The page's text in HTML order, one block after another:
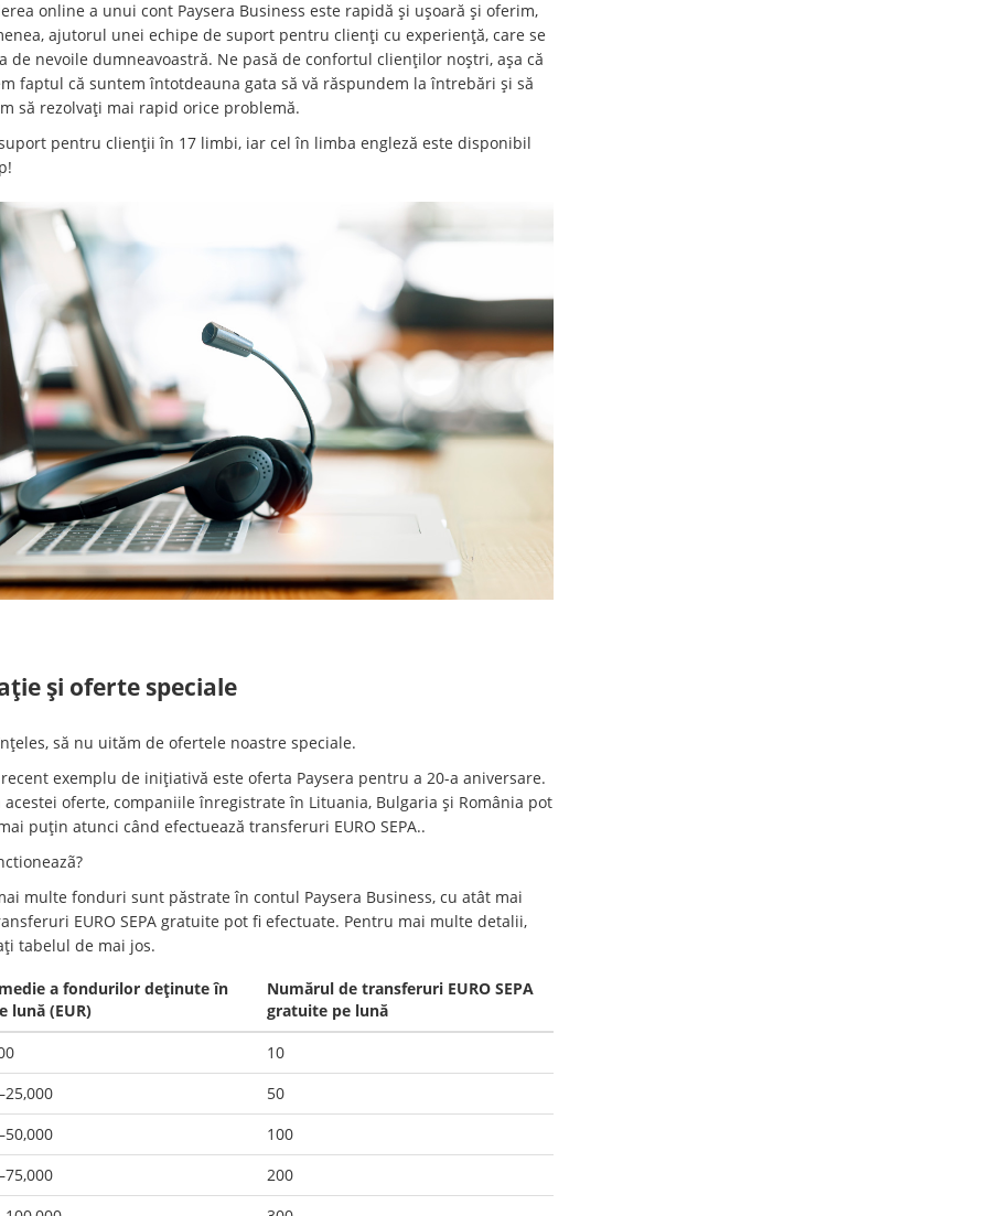
online a unui cont Paysera Business este rapidă și ușoară și oferim,
ajutorul unei echipe de suport pentru clienți cu experiență, care se
de nevoile dumneavoastră. Ne pasă de confortul clienților noștri, așa că
faptul că suntem întotdeauna gata să vă răspundem la întrebări și să
să rezolvați mai rapid orice problemă.
pentru clienții în 17 limbi, iar cel în limba engleză este disponibil
și oferte speciale
să nu uităm de ofertele noastre speciale.
exemplu de inițiativă este oferta Paysera pentru a 20-a aniversare.
acestei oferte, companiile înregistrate în Lituania, Bulgaria și România pot
puțin atunci când efectuează transferuri EURO SEPA..
multe fonduri sunt păstrate în contul Paysera Business, cu atât mai
EURO SEPA gratuite pot fi efectuate. Pentru mai multe detalii,
tabelul de mai jos.
a fondurilor deținute în
lună (EUR)
Numărul de transferuri EURO SEPA
gratuite pe lună
10
50
100
200